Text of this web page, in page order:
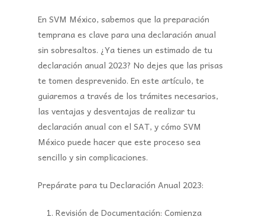
En SVM México, sabemos que la preparación
temprana es clave para una declaración anual
sin sobresaltos. ¿Ya tienes un estimado de tu
declaración anual 2023? No dejes que las prisas
te tomen desprevenido. En este artículo, te
guiaremos a través de los trámites necesarios,
las ventajas y desventajas de realizar tu
declaración anual con el SAT, y cómo SVM
México puede hacer que este proceso sea
sencillo y sin complicaciones.
Prepárate para tu Declaración Anual 2023:
Revisión de Documentación: Comienza